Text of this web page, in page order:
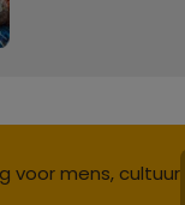
voor mens, cultuur